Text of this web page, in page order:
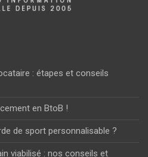
: étapes et conseils
en BtoB !
de sport personnalisable ?
viabilisé : nos conseils et